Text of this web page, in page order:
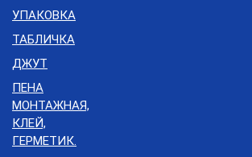
УПАКОВКА
ТАБЛИЧКА
ДЖУТ
ПЕНА
МОНТАЖНАЯ,
КЛЕЙ,
ГЕРМЕТИК.